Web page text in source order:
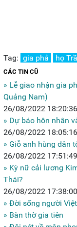
Tag: gia phả họ
CÁC TIN CŨ
» Lễ giao nhận gia
Quảng Nam)
26/08/2022 18:20:36
» Dự báo hôn nhân
26/08/2022 18:05:16
» Giỗ anh hùng dân
26/08/2022 17:51:49
» Kỳ nữ cải lương
Thái?
26/08/2022 17:38:00
» Đời sống người Việt
» Bàn thờ gia tiên